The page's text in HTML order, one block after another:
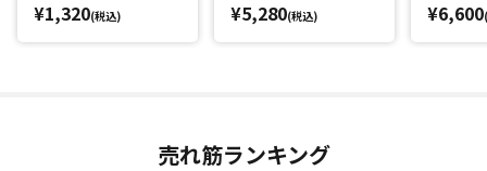
ト：てさプルん♪
¥1,320(税込) ¥5,280(税込) ¥6,600
売れ筋ランキング